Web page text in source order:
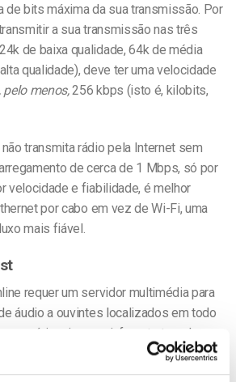
de bits máxima da sua transmissão. Por
a sua transmissão nas três
de baixa qualidade, 64k de média
qualidade), deve ter uma velocidade
, pelo menos,256 kbps (isto é, kilobits,
transmita rádio pela Internet sem
de cerca de 1 Mbps, só por
velocidade e fiabilidade, é melhor
por cabo em vez de Wi-Fi, uma
mais fiável.
requer um servidor multimédia para
áudio a ouvintes localizados em todo
criar uma infraestrutura de
é fastidioso, moroso e dispendioso)
anfitrião.